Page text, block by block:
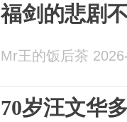
福剑的悲剧
Mr王的饭后茶
70岁汪文华